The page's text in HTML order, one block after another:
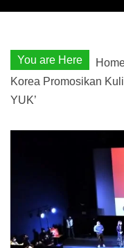
You are Here
Korea Promosikan
YUK’